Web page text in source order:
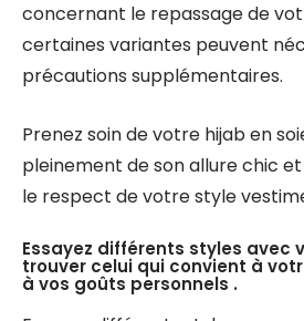
concernant le repassage de
certaines variantes peuvent
précautions supplémentaires.
Prenez soin de votre hijab en
pleinement de son allure chic
le respect de votre style
Essayez différents styles avec
trouver celui qui convient à
à vos goûts personnels .